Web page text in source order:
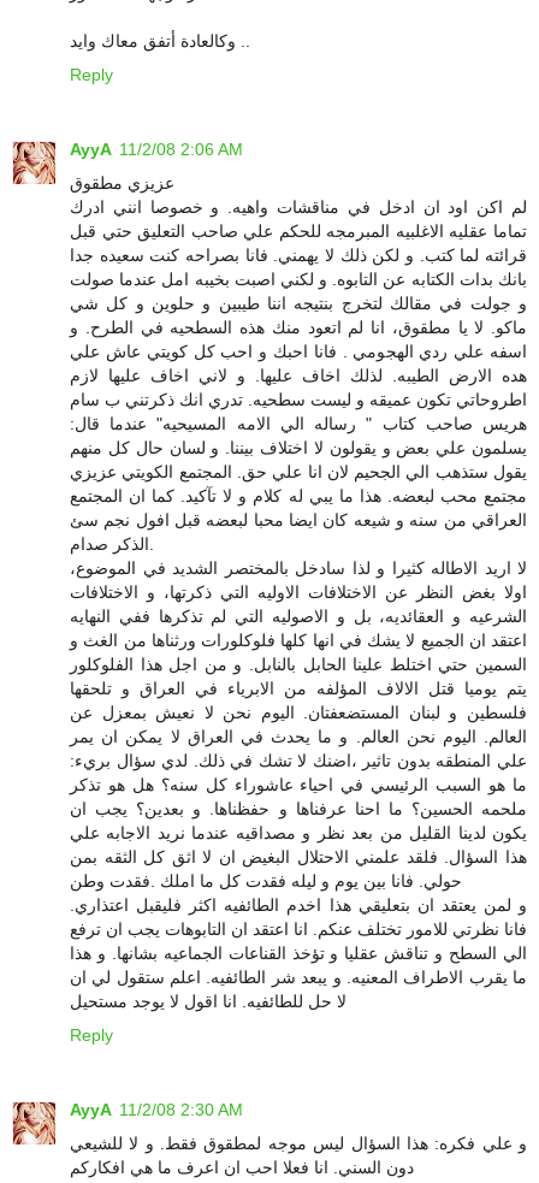
Reply
AyyA 11/2/08 2:06 AM
عزيزي مطقوق
لم اكن اود ان ادخل في مناقشات واهيه. و خصوصا انني ادرك
تماما عقليه الاغلبيه المبرمجه للحكم علي صاحب التعليق حتي قبل
قرائته لما كتب. و لكن ذلك لا يهمني. فانا بصراحه كنت سعيده جدا
بانك بدات الكتابه عن التابوه. و لكني اصبت بخيبه امل عندما صولت
و جولت في مقالك لتخرج بنتيجه اننا طيبين و حلوين و كل شي
ماكو. لا يا مطقوق، انا لم اتعود منك هذه السطحيه في الطرح. و
اسفه علي ردي الهجومي . فانا احبك و احب كل كويتي عاش علي
هده الارض الطيبه. لذلك اخاف عليها. و لاني اخاف عليها لازم
اطروحاتي تكون عميقه و ليست سطحيه. تدري انك ذكرتني ب سام
هريس صاحب كتاب " رساله الي الامه المسيحيه" عندما قال:
يسلمون علي بعض و يقولون لا اختلاف بيننا. و لسان حال كل منهم
يقول ستذهب الي الجحيم لان انا علي حق. المجتمع الكويتي عزيزي
مجتمع محب لبعضه. هذا ما يبي له كلام و لا تآكيد. كما ان المجتمع
العراقي من سنه و شيعه كان ايضا محبا لبعضه قبل افول نجم سئ
لا اريد الاطاله كثيرا و لذا سادخل بالمختصر الشديد في الموضوع،
اولا بغض النظر عن الاختلافات الاوليه التي ذكرتها، و الاختلافات
الشرعيه و العقائديه، بل و الاصوليه التي لم تذكرها ففي النهايه
اعتقد ان الجميع لا يشك في انها كلها فلوكلورات ورثناها من الغث و
السمين حتي اختلط علينا الحابل بالنابل. و من اجل هذا الفلوكلور
يتم يوميا قتل الالاف المؤلفه من الابرياء في العراق و تلحقها
فلسطين و لبنان المستضعفتان. اليوم نحن لا نعيش بمعزل عن
العالم. اليوم نحن العالم. و ما يحدث في العراق لا يمكن ان يمر
علي المنطقه بدون تاثير ،اضنك لا تشك في ذلك. لدي سؤال بريء:
ما هو السبب الرئيسي في احياء عاشوراء كل سنه؟ هل هو تذكر
ملحمه الحسين؟ ما احنا عرفناها و حفظناها. و بعدين؟ يجب ان
يكون لدينا القليل من بعد نظر و مصداقيه عندما نريد الاجابه علي
هذا السؤال. فلقد علمني الاحتلال البغيض ان لا اثق كل الثقه بمن
حولي. فانا بين يوم و ليله فقدت كل ما املك .فقدت وطن
و لمن يعتقد ان بتعليقي هذا اخدم الطائفيه اكثر فليقبل اعتذاري.
فانا نظرتي للامور تختلف عنكم. انا اعتقد ان التابوهات يجب ان ترفع
الي السطح و تناقش عقليا و تؤخذ القناعات الجماعيه بشانها. و هذا
ما يقرب الاطراف المعنيه. و يبعد شر الطائفيه. اعلم ستقول لي ان
لا حل للطائفيه. انا اقول لا يوجد مستحيل
Reply
AyyA 11/2/08 2:30 AM
و علي فكره: هذا السؤال ليس موجه لمطقوق فقط. و لا للشيعي
دون السني. انا فعلا احب ان اعرف ما هي افكاركم